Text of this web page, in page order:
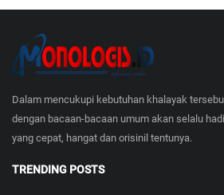
Dalam mencukupi kebutuhan khalayak
dengan bacaan-bacaan umum akan selalu
yang cepat, hangat dan orisinil tentunya.
TRENDING POSTS